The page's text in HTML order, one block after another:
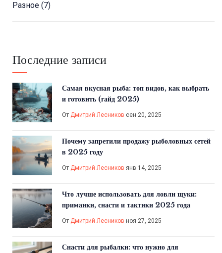
Разное (7)
Последние записи
Самая вкусная рыба: топ видов, как выбрать
и готовить (гайд 2025)
От Дмитрий Лесников сен 20, 2025
Почему запретили продажу рыболовных сетей
в 2025 году
От Дмитрий Лесников янв 14, 2025
Что лучше использовать для ловли щуки:
приманки, снасти и тактики 2025 года
От Дмитрий Лесников ноя 27, 2025
Снасти для рыбалки: что нужно для